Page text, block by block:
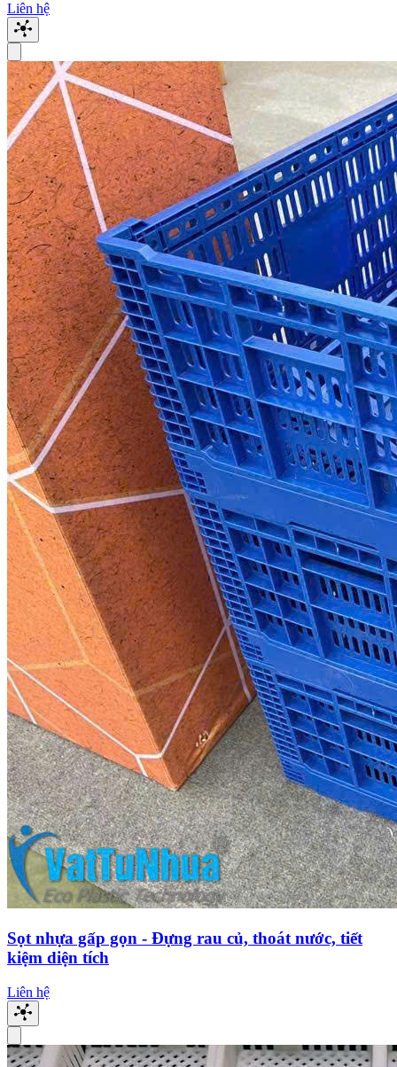
Liên hệ
Sọt nhựa gấp gọn - Đựng rau củ, thoát nước, tiết
kiệm diện tích
Liên hệ